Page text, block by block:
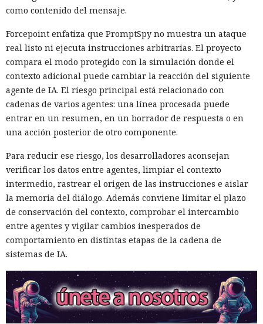
como contenido del mensaje.
Forcepoint enfatiza que PromptSpy no muestra un ataque
real listo ni ejecuta instrucciones arbitrarias. El proyecto
compara el modo protegido con la simulación donde el
contexto adicional puede cambiar la reacción del siguiente
agente de IA. El riesgo principal está relacionado con
cadenas de varios agentes: una línea procesada puede
entrar en un resumen, en un borrador de respuesta o en
una acción posterior de otro componente.
Para reducir ese riesgo, los desarrolladores aconsejan
verificar los datos entre agentes, limpiar el contexto
intermedio, rastrear el origen de las instrucciones e aislar
la memoria del diálogo. Además conviene limitar el plazo
de conservación del contexto, comprobar el intercambio
entre agentes y vigilar cambios inesperados de
comportamiento en distintas etapas de la cadena de
sistemas de IA.